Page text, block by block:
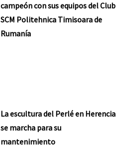
campeón con sus equipos del Club
SCM Politehnica Timisoara de
Rumanía
La escultura del Perlé en Herencia
se marcha para su
mantenimiento